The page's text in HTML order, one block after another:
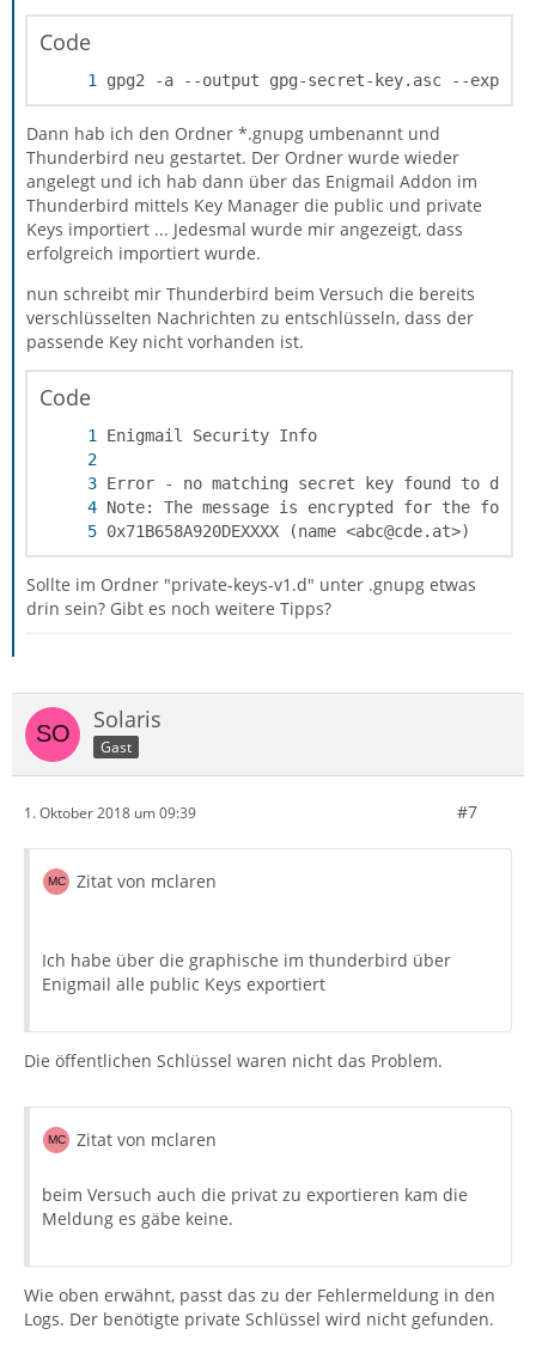
There is NO WARRANTY, to the extent
Code
gpg2 -a --output gpg-secret-key.asc --
Dann hab ich den Ordner *.gnupg umbenannt und
Thunderbird neu gestartet. Der Ordner wurde wieder
angelegt und ich hab dann über das Enigmail Addon im
Thunderbird mittels Key Manager die public und private
Keys importiert ... Jedesmal wurde mir angezeigt, dass
erfolgreich importiert wurde.
nun schreibt mir Thunderbird beim Versuch die bereits
verschlüsselten Nachrichten zu entschlüsseln, dass der
passende Key nicht vorhanden ist.
Code
0x71B658A920DEXXXX (name <abc@cde.at>)
Sollte im Ordner "private-keys-v1.d" unter .gnupg etwas
drin sein? Gibt es noch weitere Tipps?
Solaris
Gast
1. Oktober 2018 um 09:39 #7
Zitat von mclaren
Ich habe über die graphische im thunderbird über
Enigmail alle public Keys exportiert
Die öffentlichen Schlüssel waren nicht das Problem.
Zitat von mclaren
beim Versuch auch die privat zu exportieren kam die
Meldung es gäbe keine.
Wie oben erwähnt, passt das zu der Fehlermeldung in den
Logs. Der benötigte private Schlüssel wird nicht gefunden.